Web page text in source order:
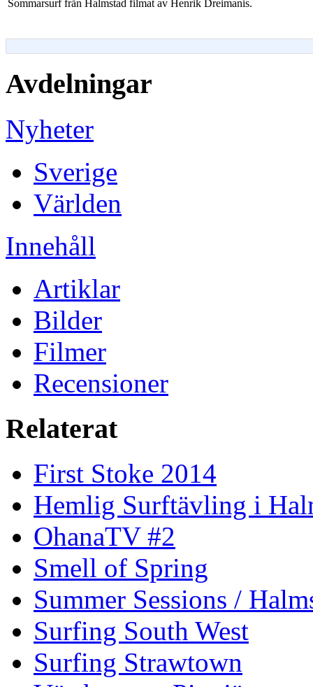
Sommarsurf från Halmstad filmat av Henrik Dreimanis.
Avdelningar
Nyheter
Sverige
Världen
Innehåll
Artiklar
Bilder
Filmer
Recensioner
Relaterat
First Stoke 2014
Hemlig Surftävling i
OhanaTV #2
Smell of Spring
Summer Sessions /
Surfing South West
Surfing Strawtown